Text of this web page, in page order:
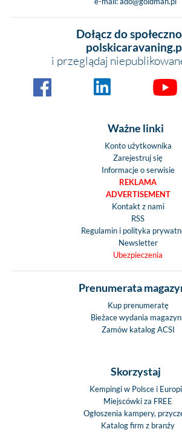
Dołącz do
i przeglądaj
Ważne linki
Konto użytkownika
Zarejestruj się
Informacje o serwisie
REKLAMA
ADVERTISEMENT
Kontakt z nami
RSS
Regulamin i polityka
Newsletter
Ubezpieczenia
Prenumerata
Kup prenumeratę
Bieżace wydania
Zamów katalog ACSI
Skorzystaj
Kempingi w Polsce i
Miejscówki za FREE
Ogłoszenia kampery,
Katalog firm z branży